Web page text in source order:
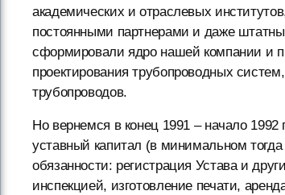
академических и отраслевых
постоянными партнерами и даже
сформировали ядро нашей компании и
проектирования трубопроводных
трубопроводов.
Но вернемся в конец 1991 – начало
уставный капитал (в минимальном
обязанности: регистрация Устава и
инспекцией, изготовление печати,